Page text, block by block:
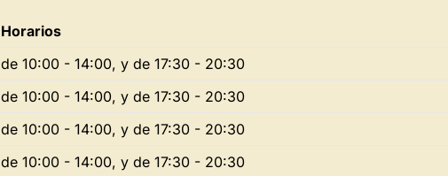
Horarios
de 10:00 - 14:00, y de 17:30 - 20:30
de 10:00 - 14:00, y de 17:30 - 20:30
de 10:00 - 14:00, y de 17:30 - 20:30
de 10:00 - 14:00, y de 17:30 - 20:30Novedad: Tu Panel